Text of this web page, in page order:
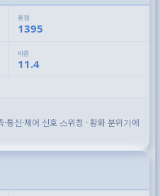
융점
1395
비중
11.4
통신·제어 신호 스위칭 · 황화 분위기에